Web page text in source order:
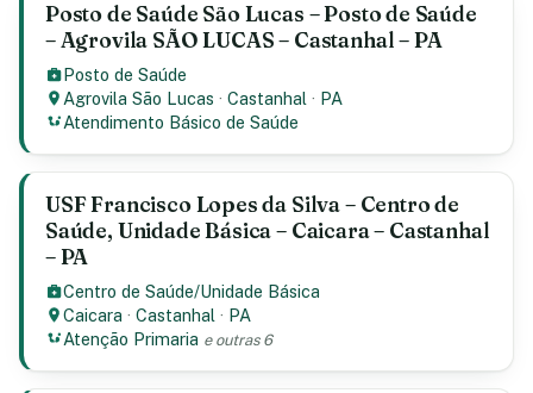
Posto de Saúde São Lucas – Posto de Saúde
– Agrovila SÃO LUCAS – Castanhal – PA
Posto de Saúde
Agrovila São Lucas ·Castanhal · PA
Atendimento Básico de Saúde
USF Francisco Lopes da Silva – Centro de
Saúde, Unidade Básica – Caicara – Castanhal
– PA
Centro de Saúde/Unidade Básica
Caicara ·Castanhal · PA
Atenção Primaria e outras 6